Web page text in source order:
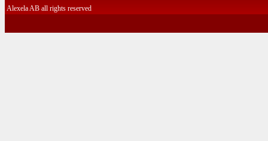
Alexela AB all rights reserved